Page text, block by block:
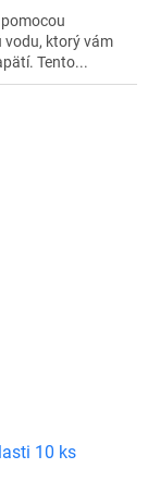
vodu, ktorý vám
Tento...
10 ks